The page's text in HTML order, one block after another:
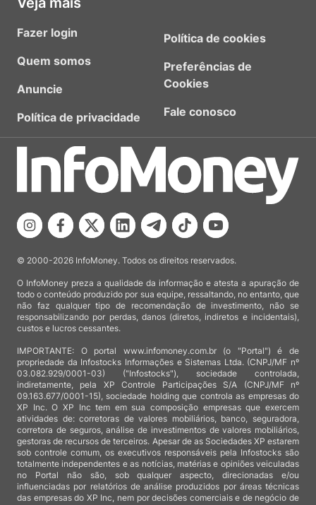
Fazer login
Quem somos
Anuncie
Política de privacidade
Política de cookies
Preferências de
Cookies
Fale conosco
© 2000-2026 InfoMoney. Todos os direitos reservados.
O InfoMoney preza a qualidade da informação e atesta a apuração de
todo o conteúdo produzido por sua equipe, ressaltando, no entanto, que
não faz qualquer tipo de recomendação de investimento, não se
responsabilizando por perdas, danos (diretos, indiretos e incidentais),
custos e lucros cessantes.
IMPORTANTE: O portal www.infomoney.com.br (o "Portal") é de
propriedade da Infostocks Informações e Sistemas Ltda. (CNPJ/MF nº
03.082.929/0001-03) ("Infostocks"), sociedade controlada,
indiretamente, pela XP Controle Participações S/A (CNPJ/MF nº
09.163.677/0001-15), sociedade holding que controla as empresas do
XP Inc. O XP Inc tem em sua composição empresas que exercem
atividades de: corretoras de valores mobiliários, banco, seguradora,
corretora de seguros, análise de investimentos de valores mobiliários,
gestoras de recursos de terceiros. Apesar de as Sociedades XP estarem
sob controle comum, os executivos responsáveis pela Infostocks são
totalmente independentes e as notícias, matérias e opiniões veiculadas
no Portal não são, sob qualquer aspecto, direcionadas e/ou
influenciadas por relatórios de análise produzidos por áreas técnicas
das empresas do XP Inc, nem por decisões comerciais e de negócio de